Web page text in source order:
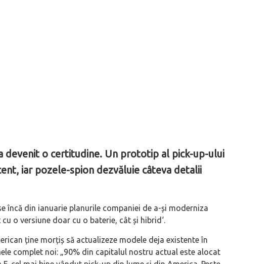
devenit o certitudine. Un prototip al pick-up-ului
iar pozele-spion dezvăluie câteva detalii
încă din ianuarie planurile companiei de a-și moderniza
o versiune doar cu o baterie, cât și hibrid ‘.
ține morțiș să actualizeze modele deja existente în
complet noi: „90% din capitalul nostru actual este alocat